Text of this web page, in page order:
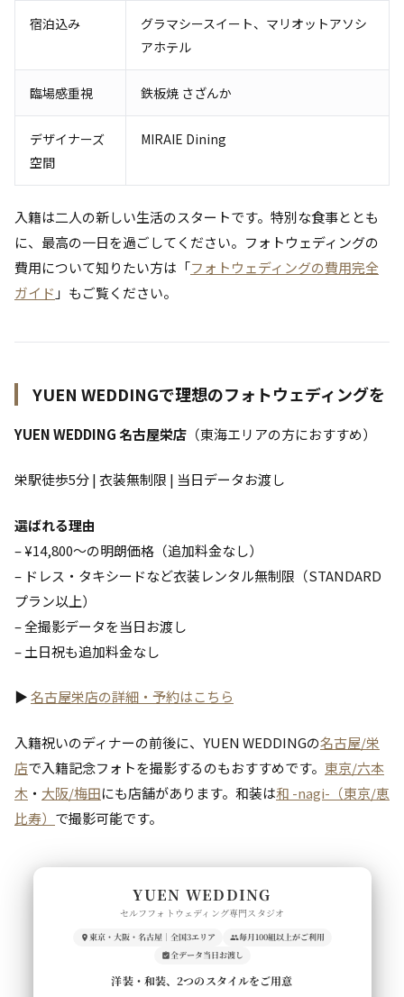
宿泊込み
グラマシースイート、マリオットアソシ
アホテル
臨場感重視 鉄板焼 さざんか
デザイナーズ
空間
MIRAIE Dining
入籍は二人の新しい生活のスタートです。特別な食事ととも
に、最高の一日を過ごしてください。フォトウェディングの
費用について知りたい方は「フォトウェディングの費用完全
ガイド 」もご覧ください。
YUEN WEDDINGで理想のフォトウェディングを
YUEN WEDDING 名古屋栄店 （東海エリアの方におすすめ）
栄駅徒歩5分 | 衣装無制限 | 当日データお渡し
選ばれる理由
– ¥14,800〜の明朗価格（追加料金なし）
– ドレス・タキシードなど衣装レンタル無制限（STANDARD
プラン以上）
– 全撮影データを当日お渡し
– 土日祝も追加料金なし
▶名古屋栄店の詳細・予約はこちら
入籍祝いのディナーの前後に、YUEN WEDDINGの名古屋/栄
店で入籍記念フォトを撮影するのもおすすめです。 東京/六本
木 ・ 大阪/梅田にも店舗があります。和装は和 -nagi-（東京/恵
比寿） で撮影可能です。
YUEN WEDDING
セルフフォトウェディング専門スタジオ
東京・大阪・名古屋｜全国3エリア
毎月100組以上がご利用
全データ当日お渡し
洋装・和装、2つのスタイルをご用意